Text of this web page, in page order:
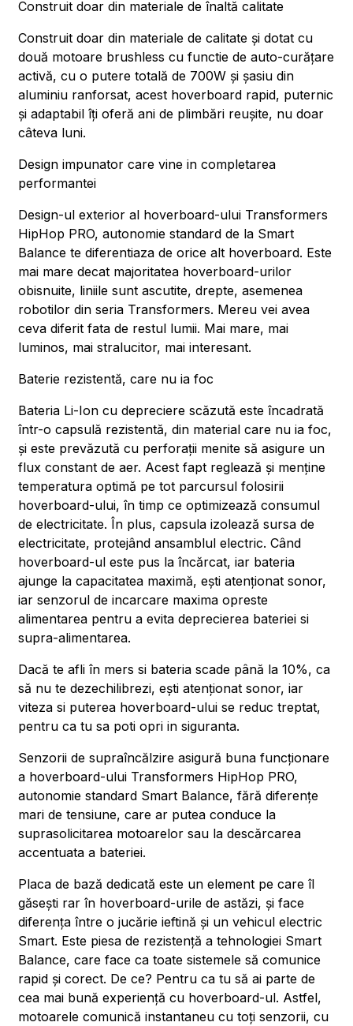
Construit doar din materiale de înaltă calitate
Construit doar din materiale de calitate și dotat cu
două motoare brushless cu functie de auto-curățare
activă, cu o putere totală de 700W și șasiu din
aluminiu ranforsat, acest hoverboard rapid, puternic
și adaptabil îți oferă ani de plimbări reușite, nu doar
câteva luni.
Design impunator care vine in completarea
performantei
Design-ul exterior al hoverboard-ului Transformers
HipHop PRO, autonomie standard de la Smart
Balance te diferentiaza de orice alt hoverboard. Este
mai mare decat majoritatea hoverboard-urilor
obisnuite, liniile sunt ascutite, drepte, asemenea
robotilor din seria Transformers. Mereu vei avea
ceva diferit fata de restul lumii. Mai mare, mai
luminos, mai stralucitor, mai interesant.
Baterie rezistentă, care nu ia foc
Bateria Li-Ion cu depreciere scăzută este încadrată
într-o capsulă rezistentă, din material care nu ia foc,
și este prevăzută cu perforații menite să asigure un
flux constant de aer. Acest fapt reglează și menține
temperatura optimă pe tot parcursul folosirii
hoverboard-ului, în timp ce optimizează consumul
de electricitate. În plus, capsula izolează sursa de
electricitate, protejând ansamblul electric. Când
hoverboard-ul este pus la încărcat, iar bateria
ajunge la capacitatea maximă, ești atenționat sonor,
iar senzorul de incarcare maxima opreste
alimentarea pentru a evita deprecierea bateriei si
supra-alimentarea.
Dacă te afli în mers si bateria scade până la 10%, ca
să nu te dezechilibrezi, ești atenționat sonor, iar
viteza si puterea hoverboard-ului se reduc treptat,
pentru ca tu sa poti opri in siguranta.
Senzorii de supraîncălzire asigură buna funcționare
a hoverboard-ului Transformers HipHop PRO,
autonomie standard Smart Balance, fără diferențe
mari de tensiune, care ar putea conduce la
suprasolicitarea motoarelor sau la descărcarea
accentuata a bateriei.
Placa de bază dedicată este un element pe care îl
găsești rar în hoverboard-urile de astăzi, și face
diferența între o jucărie ieftină și un vehicul electric
Smart. Este piesa de rezistență a tehnologiei Smart
Balance, care face ca toate sistemele să comunice
rapid și corect. De ce? Pentru ca tu să ai parte de
cea mai bună experiență cu hoverboard-ul. Astfel,
motoarele comunică instantaneu cu toți senzorii, cu